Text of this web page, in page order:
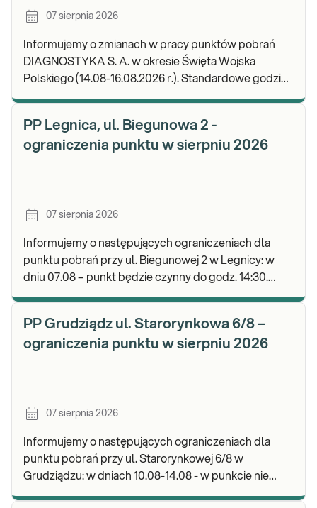
07 sierpnia 2026
Informujemy o zmianach w pracy punktów pobrań
DIAGNOSTYKA S. A. w okresie Święta Wojska
Polskiego (14.08-16.08.2026 r.). Standardowe godziny
PP Legnica, ul. Biegunowa 2 -
ograniczenia punktu w sierpniu 2026
07 sierpnia 2026
Informujemy o następujących ograniczeniach dla
punktu pobrań przy ul. Biegunowej 2 w Legnicy: w
dniu 07.08 – punkt będzie czynny do godz. 14:30.
PP Grudziądz ul. Starorynkowa 6/8 –
ograniczenia punktu w sierpniu 2026
07 sierpnia 2026
Informujemy o następujących ograniczeniach dla
punktu pobrań przy ul. Starorynkowej 6/8 w
Grudziądzu: w dniach 10.08-14.08 - w punkcie nie